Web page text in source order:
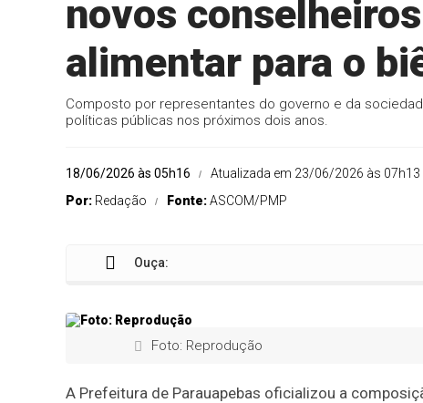
novos
alimentar para o
Composto por representantes do governo e da
políticas públicas nos próximos dois anos.
18/06/2026 às 05h16
Atualizada em 23/06/2026 às 07h13
Por: Redação Fonte:ASCOM/PMP
Ouça:
Foto: Reprodução
A Prefeitura de Parauapebas oficializou a